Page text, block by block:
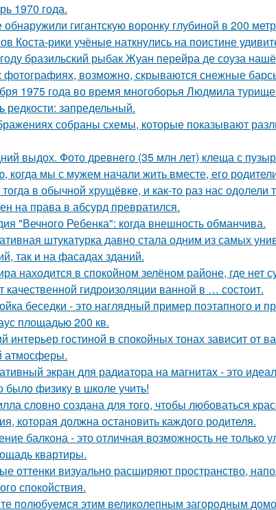
1970 года.
обнаружили гигaнтскую воронку глубиной в 200
Коста-рики учёные наткнулись на поистине
бразильский рыбак Жуан перейра де соуза
фотографиях, возможно, скрываются снежные
1975 года во время многоборья Людмила
редкости: запредельный.
собраны схемы, которые показывают
выдох. Фото древнего (35 млн лет) клеща с
когда мы с мужем начали жить вместе, его
в обычной хрущёвке, и как-то раз нас одолели
на права в абсурд превратился.
"Вечного Ребенка": когда внешность обманчива.
штукатурка давно стала одним из самых
так и на фасадах зданий.
находится в спокойном зелёном районе, где нет
качественной гидроизоляции ванной в … состоит.
беседки - это наглядный пример поэтапного и
площадью 200 кв.
интерьер гостиной в спокойных тонах зависит от
атмосферы.
экран для радиатора на магнитах - это
было физику в школе учить!
словно создана для того, чтобы любоваться
которая должна остановить каждого родителя.
балкона - это отличная возможность не
квартиры.
оттенки визуально расширяют пространство,
спокойствия.
полюбуемся этим великолепным загородным